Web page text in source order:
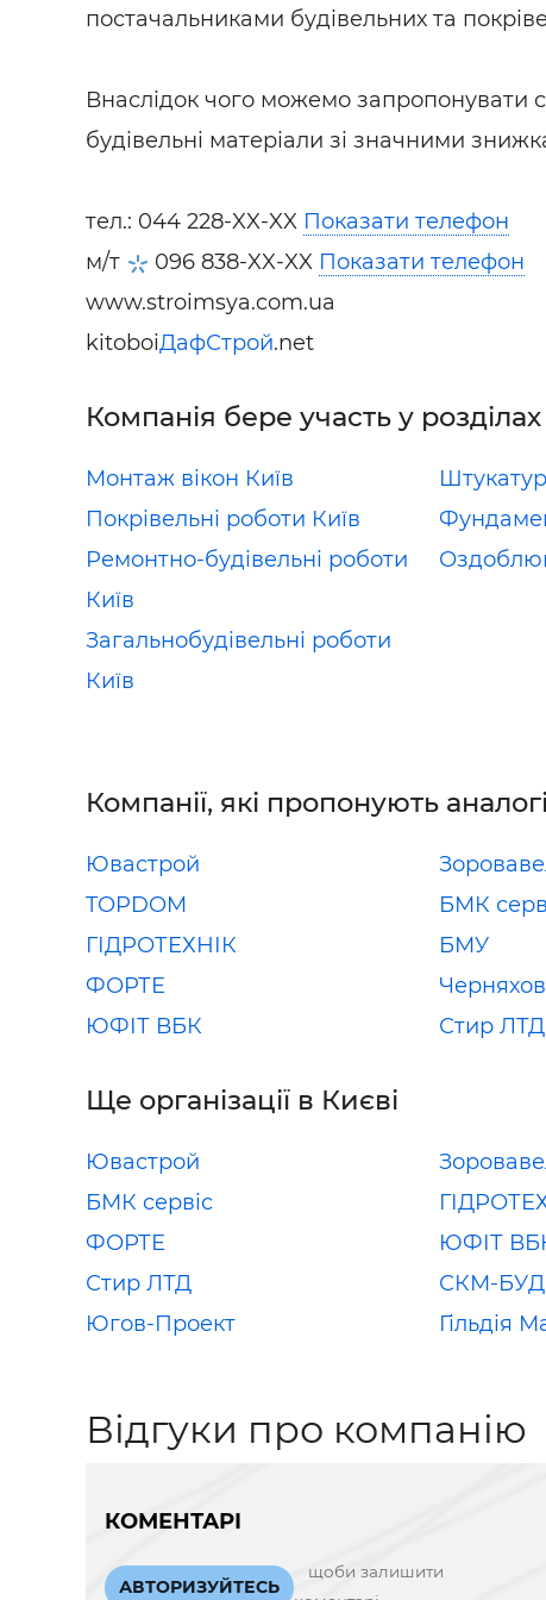
постачальниками будівельних та
Внаслідок чого можемо запропонувати
будівельні матеріали зі значними
тел.: 044 228-XX-XX Показати телефон
м/т
096 838-XX-XX Показати телефон
www.stroimsya.com.ua
kitoboiДафСтрой.net
Компанія бере участь у розділах
Монтаж вікон Київ
Покрівельні роботи Київ
Ремонтно-будівельні роботи
Київ
Загальнобудівельні роботи
Київ
Компанії, які пропонують
Ювастрой
TOPDOM
БМК
ГІДРОТЕХНІК
БМУ
ФОРТЕ
ЮФІТ ВБК
Стир ЛТД
Ще організації в Києві
Ювастрой
БМК сервіс
ФОРТЕ
ЮФІТ
Стир ЛТД
СКМ-БУД
Югов-Проект
Гільдія
Відгуки про компанію
КОМЕНТАРІ
АВТОРИЗУЙТЕСЬ
щоби залишити